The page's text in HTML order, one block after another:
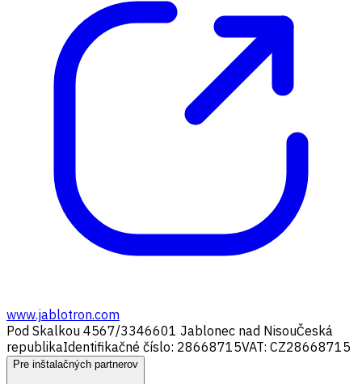
www.jablotron.com
Pod Skalkou 4567/3346601 Jablonec nad NisouČeská
republikaIdentifikačné číslo: 28668715VAT: CZ28668715
Pre inštalačných partnerov